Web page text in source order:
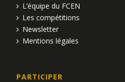
L’équipe du FCEN
Les compétitions
Newsletter
Mentions légales
PARTICIPER